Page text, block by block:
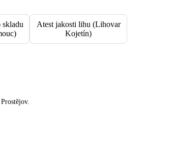
skladu
Atest jakosti lihu (Lihovar
Kojetín)
Prostějov.